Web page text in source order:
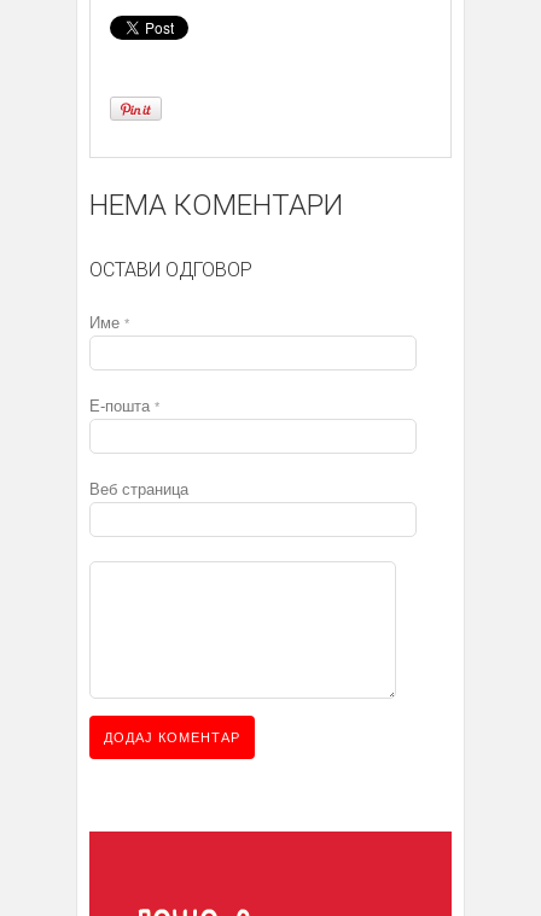
НЕМА КОМЕНТАРИ
ОСТАВИ ОДГОВОР
Име *
Е-пошта *
Веб страница